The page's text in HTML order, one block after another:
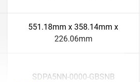
551.18mm x 358.14mm x
226.06mm
SDPA5NN-0000-GBSNB